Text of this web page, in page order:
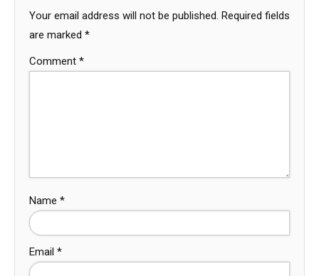
Your email address will not be published. Required fields
are marked *
Comment *
Name *
Email *